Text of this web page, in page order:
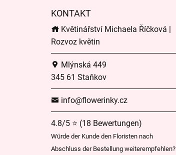
KONTAKT
Květinářství Michaela Říčková |
Rozvoz květin
Mlýnská 449
345 61 Staňkov
info@flowerinky.cz
4.8/5 ⭐ (18 Bewertungen)
Würde der Kunde den Floristen nach
Abschluss der Bestellung weiterempfehlen?